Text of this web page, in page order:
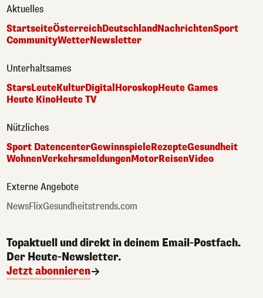
Aktuelles
StartseiteÖsterreichDeutschlandNachrichtenSport
CommunityWetterNewsletter
Unterhaltsames
StarsLeuteKulturDigital HoroskopHeute Games
Heute KinoHeute TV
Nützliches
Sport DatencenterGewinnspieleRezepteGesundheit
WohnenVerkehrsmeldungenMotorReisenVideo
Externe Angebote
NewsFlixGesundheitstrends.com
Topaktuell und direkt in deinem Email-Postfach.
Der Heute-Newsletter.
Jetzt abonnieren